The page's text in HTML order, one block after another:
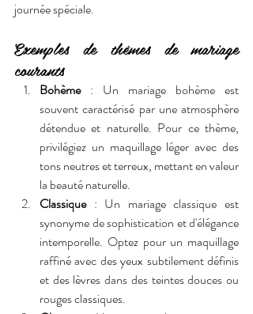
journée spéciale.
Exemples de thèmes de mariage
courants
Bohème : Un mariage bohème est
souvent caractérisé par une atmosphère
détendue et naturelle. Pour ce thème,
privilégiez un maquillage léger avec des
tons neutres et terreux, mettant en valeur
la beauté naturelle.
Classique : Un mariage classique est
synonyme de sophistication et d'élégance
intemporelle. Optez pour un maquillage
raffiné avec des yeux subtilement définis
et des lèvres dans des teintes douces ou
rouges classiques.